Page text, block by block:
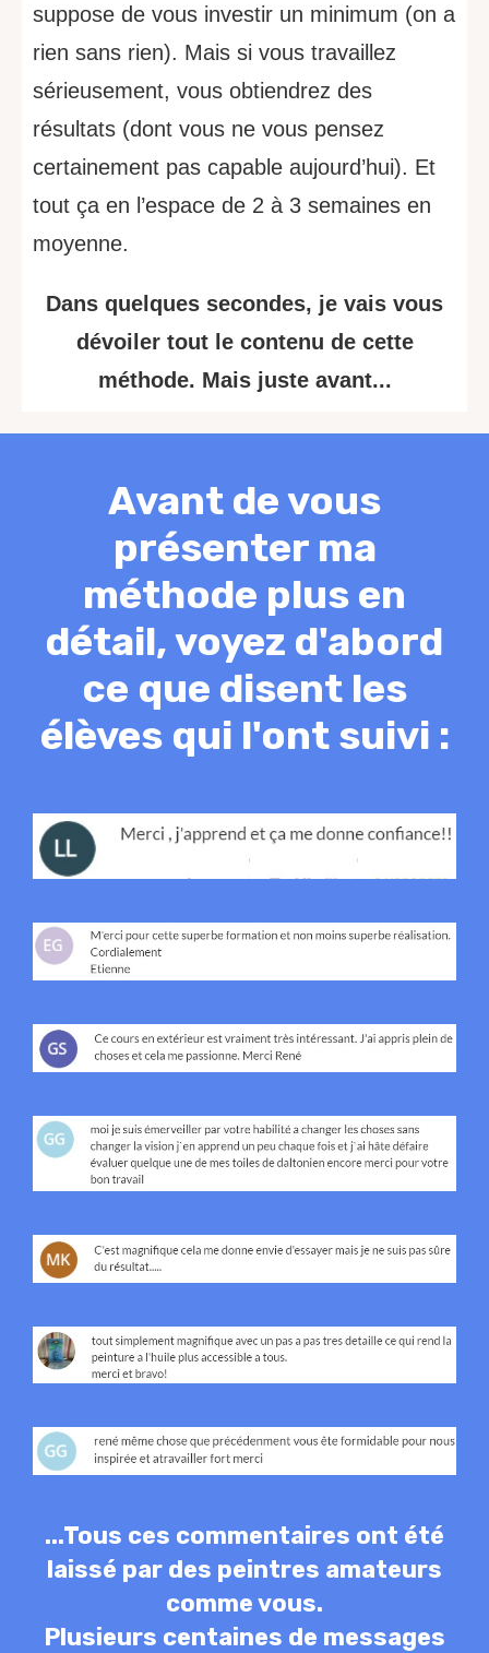
suppose de vous investir un minimum (on a
rien sans rien). Mais si vous travaillez
sérieusement, vous obtiendrez des
résultats (dont vous ne vous pensez
certainement pas capable aujourd’hui). Et
tout ça en l’espace de 2 à 3 semaines en
moyenne.
Dans quelques secondes, je vais vous
dévoiler tout le contenu de cette
méthode. Mais juste avant...
Avant de vous
présenter ma
méthode plus en
détail, voyez d'abord
ce que disent les
élèves qui l'ont suivi :
...Tous ces commentaires ont été
laissé par des peintres amateurs
comme vous.
Plusieurs centaines de messages